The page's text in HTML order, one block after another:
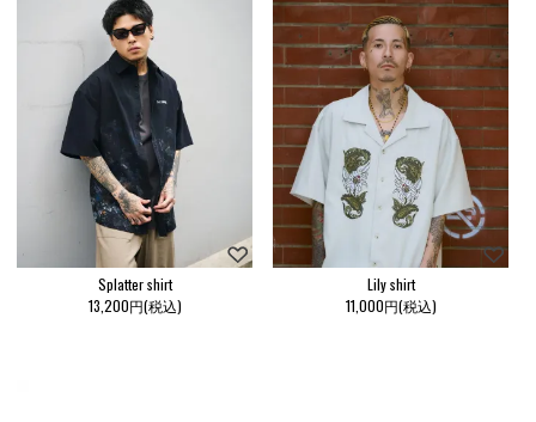
Splatter shirt
13,200円(税込)
Lily shirt
11,000円(税込)